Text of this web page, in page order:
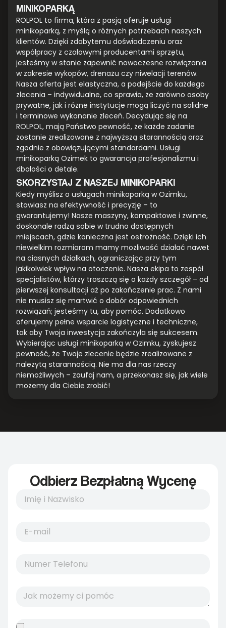
MINIKOPARKĄ
ROLPOL to firma, która z pasją oferuje usługi
minikoparką, z myślą o różnych potrzebach naszych
klientów. Dzięki zdobytemu doświadczeniu oraz
współpracy z czołowymi producentami sprzętu,
jesteśmy w stanie zapewnić nowoczesne rozwiązania
w zakresie wykopów, drenażu czy niwelacji terenów.
Nasza oferta jest elastyczna, a podejście do każdego
zlecenia – indywidualne, co sprawia, że zarówno osoby
prywatne, jak i różne instytucje mogą liczyć na solidne
i terminowe wykonanie zleceń. Decydując się na
ROLPOL, mają Państwo pewność, że każde zadanie
zostanie zrealizowane z najwyższą starannością oraz
zgodnie z obowiązującymi standardami. Usługi
minikoparką Ozimek to gwarancja profesjonalizmu i
dbałości o detale.
SKORZYSTAJ Z NASZEJ MINIKOPARKI
Kiedy myślisz o usługach minikoparką w Ozimku,
stawiasz na efektywność i precyzję – to
gwarantujemy! Nasze maszyny, kompaktowe i zwinne,
doskonale radzą sobie w trudno dostępnych
miejscach, gdzie konieczna jest ostrożność. Dzięki ich
niewielkim rozmiarom mamy możliwość działać nawet
na ciasnych działkach, ograniczając przy tym
jakikolwiek wpływ na otoczenie. Nasza ekipa to zespół
specjalistów, którzy troszczą się o każdy szczegół – od
pierwszej konsultacji aż po zakończenie prac. Z nami
nie musisz się martwić o dobór odpowiednich
rozwiązań; jesteśmy tu, aby pomóc. Dodatkowo
oferujemy pełne wsparcie logistyczne i techniczne,
tak aby Twoja inwestycja zakończyła się sukcesem.
Wybierając usługi minikoparką w Ozimku, zyskujesz
pewność, że Twoje zlecenie będzie zrealizowane z
należytą starannością. Nie ma dla nas rzeczy
niemożliwych – zaufaj nam, a przekonasz się, jak wiele
możemy dla Ciebie zrobić!
Odbierz Bezpłatną Wycenę